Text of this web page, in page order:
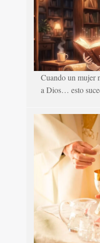
Cuando un mujer
a Dios… esto